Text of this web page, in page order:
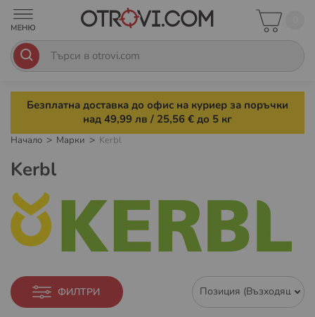
Безплатна доставка до офис на куриер за поръчки
над 49,99 лв / 25,56 € до 5 кг
Начало Марки Kerbl
Kerbl
ФИЛТРИ